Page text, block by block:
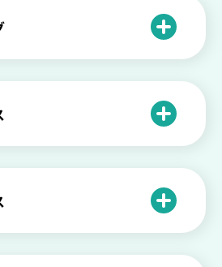
る方に伝えたい3つの原因と
えたい…でもどうすれ
化を起こすための3ステッ
仕返しをしたい気持ちが
に試したい2つの方法
らせ】 モラハラ（モラル
れた】 気持ちの整理の仕
れない…好きな人が頭か
障害】 家族の接し方や活用
は？
リングとは？医療との違い
解説
ングの歴史と日本におけ
ウンセラー資格のまとめ
ルヘルスは遅れてる？理由
ついて